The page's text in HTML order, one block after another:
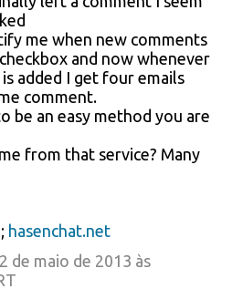
me when new comments
and now whenever
added I get four emails
comment.
be an easy method you are
from that service? Many
hasenchat.net
de maio de 2013 às